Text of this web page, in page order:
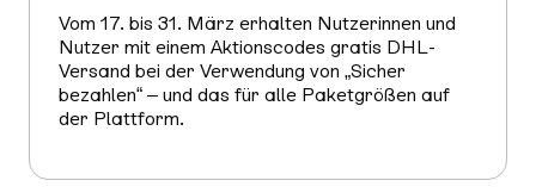
Vom 17. bis 31. März erhalten Nutzerinnen und
Nutzer mit einem Aktionscodes gratis DHL-
Versand bei der Verwendung von „Sicher
bezahlen“ – und das für alle Paketgrößen auf
der Plattform.
erfahren